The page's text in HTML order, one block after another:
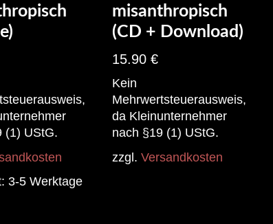
(1) UStG.
3-5 Werktage
misanthropisch
(CD + Download)
15.90€
Kein
Mehrwertsteuerausweis,
da Kleinunternehmer
nach §19 (1) UStG.
zzgl.Versandkosten